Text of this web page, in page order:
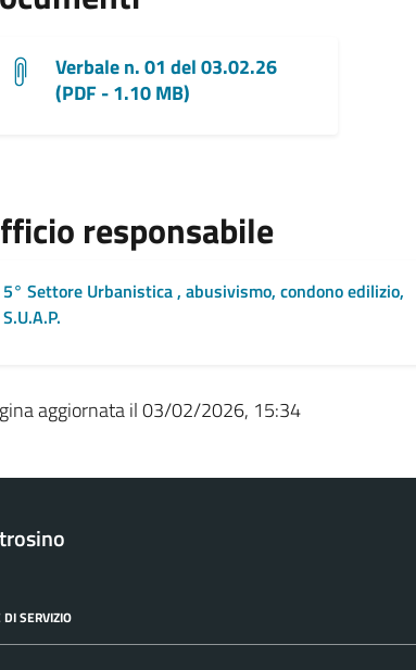
Verbale n. 01 del 03.02.26
(PDF - 1.10 MB)
responsabile
5° Settore Urbanistica , abusivismo, condono edilizio,
S.U.A.P.
aggiornata il 03/02/2026, 15:34
DI SERVIZIO